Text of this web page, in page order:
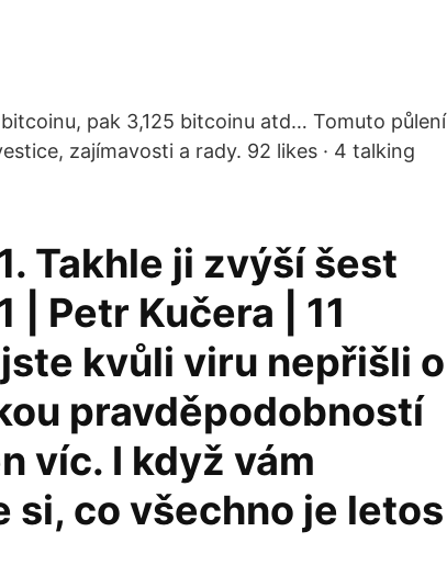
pak 3,125 bitcoinu atd… Tomuto půlení
zajímavosti a rady. 92 likes · 4 talking
Takhle ji zvýší šest
| Petr Kučera | 11
kvůli viru nepřišli o
pravděpodobností
víc. I když vám
si, co všechno je letos